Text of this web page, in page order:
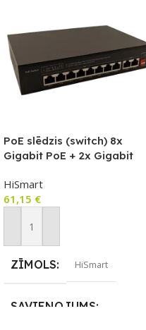
PoE slēdzis (switch) 8x
Gigabit PoE + 2x Gigabit
HiSmart
61,15 €
Pievienot Grozam
ZĪMOLS HiSmart
SAVIENOJUMS